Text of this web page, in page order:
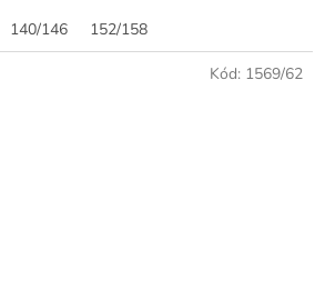
140/146 152/158
Kód: 1569/62